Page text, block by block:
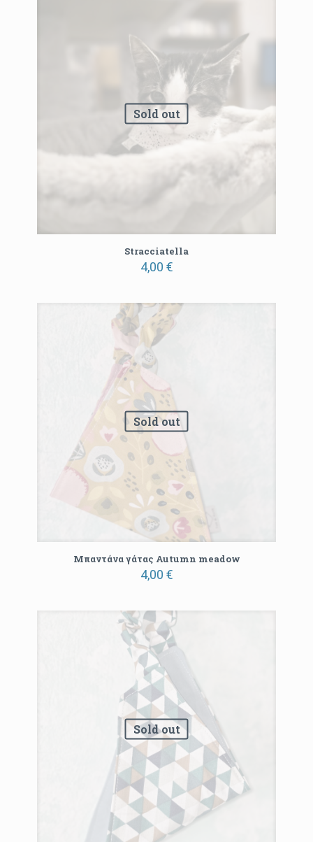
Sold out
Stracciatella
4,00 €
Sold out
Μπαντάνα γάτας Autumn meadow
4,00 €
Sold out